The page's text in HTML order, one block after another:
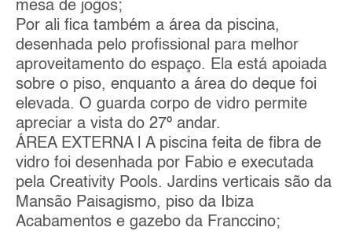
mesa de jogos;
Por ali fica também a área da piscina,
desenhada pelo profissional para melhor
aproveitamento do espaço. Ela está apoiada
sobre o piso, enquanto a área do deque foi
elevada. O guarda corpo de vidro permite
apreciar a vista do 27º andar.
ÁREA EXTERNA | A piscina feita de fibra de
vidro foi desenhada por Fabio e executada
pela Creativity Pools. Jardins verticais são da
Mansão Paisagismo, piso da Ibiza
Acabamentos e gazebo da Franccino;